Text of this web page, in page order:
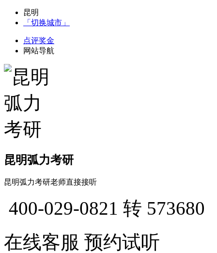
昆明
「切换城市」
点评奖金
网站导航
昆明弧力考研
昆明弧力考研老师直接接听
400-029-0821 转 573680
在线客服 预约试听